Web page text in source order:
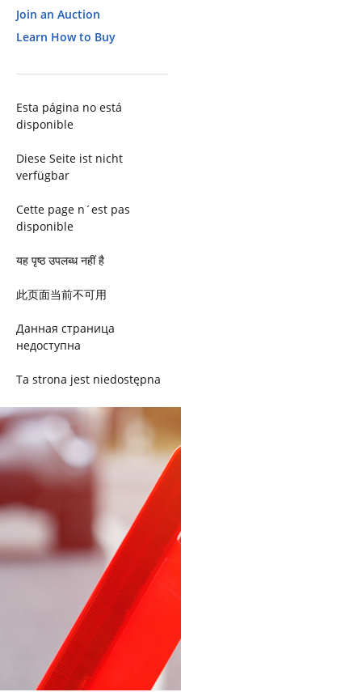
Join an Auction
Learn How to Buy
Esta página no está
disponible
Diese Seite ist nicht
verfügbar
Cette page n´est pas
disponible
यह पृष्ठ उपलब्ध नहीं है
此页面当前不可用
Данная страница
недоступна
Ta strona jest niedostępna
Trang này không có
Esta página não está
disponível
このページは現在利用できま
せん
Pagina non disponibile
هذه الصفحة غير متوفرة